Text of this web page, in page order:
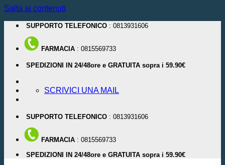
Salta ai contenuti
SUPPORTO TELEFONICO : 0813931606
FARMACIA : 0815569733
SPEDIZIONI IN 24/48ore e GRATUITA sopra i 59.90€
SCRIVICI UNA MAIL
SUPPORTO TELEFONICO : 0813931606
FARMACIA : 0815569733
SPEDIZIONI IN 24/48ore e GRATUITA sopra i 59.90€